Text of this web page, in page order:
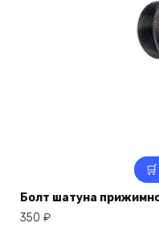
Болт шатуна
350 ₽